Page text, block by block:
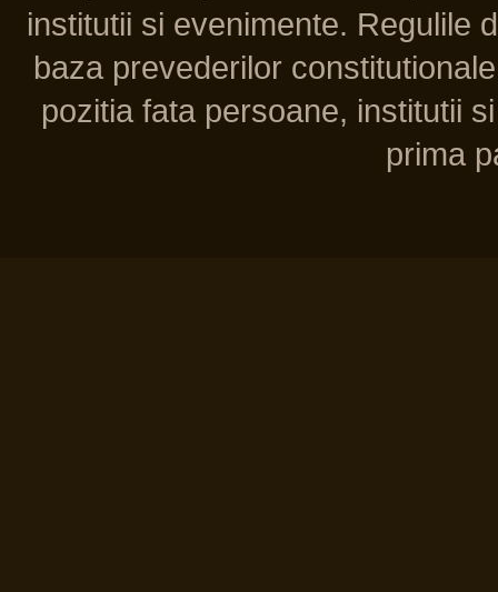
institutii si evenimente. Regulile
baza prevederilor
pozitia fata persoane, institutii
prima